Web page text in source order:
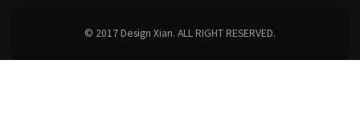
© 2017 Design Xian. ALL RIGHT RESERVED.